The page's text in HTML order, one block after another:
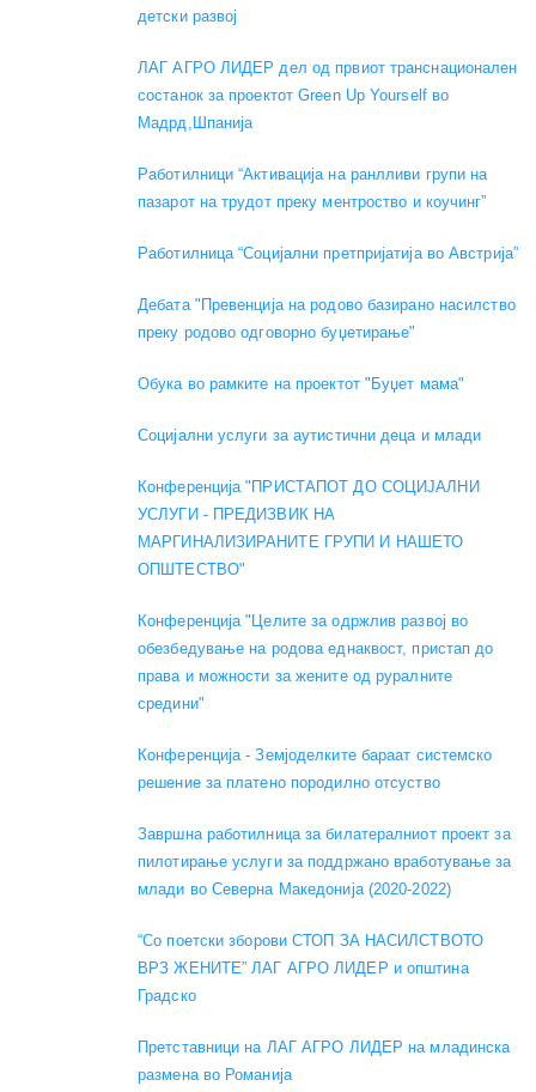
детски развој
ЛАГ АГРО ЛИДЕР дел од првиот транснационален
состанок за проектот Green Up Yourself во
Мадрд,Шпанија
Работилници “Активација на ранлливи групи на
пазарот на трудот преку ментроство и коучинг”
Работилница “Социјални претпријатија во Австрија”
Дебата "Превенција на родово базирано насилство
преку родово одговорно буџетирање"
Обука во рамките на проектот "Буџет мама"
Социјални услуги за аутистични деца и млади
Конференција "ПРИСТАПОТ ДО СОЦИЈАЛНИ
УСЛУГИ - ПРЕДИЗВИК НА
МАРГИНАЛИЗИРАНИТЕ ГРУПИ И НАШЕТО
ОПШТЕСТВО"
Конференција "Целите за одржлив развој во
обезбедување на родова еднаквост, пристап до
права и можности за жените од руралните
средини"
Конференција - Земјоделките бараат системско
решение за платено породилно отсуство
Завршна работилница за билатералниот проект за
пилотирање услуги за поддржано вработување за
млади во Северна Македонија (2020-2022)
“Со поетски зборови СТОП ЗА НАСИЛСТВОТО
ВРЗ ЖЕНИТЕ” ЛАГ АГРО ЛИДЕР и општина
Градско
Претставници на ЛАГ АГРО ЛИДЕР на младинска
размена во Романија